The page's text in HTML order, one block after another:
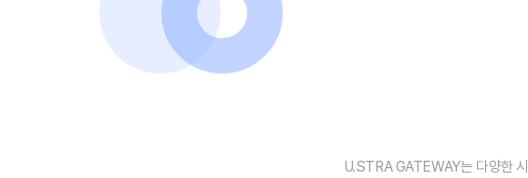
SaaS 상품
U.STRA GATEWAY는 다양한